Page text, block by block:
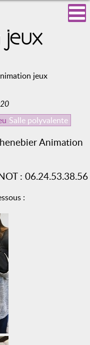
jeux
jeux
Salle polyvalente
Animation
: 06.24.53.38.56
: